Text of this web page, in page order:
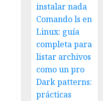
instalar nada
Comando ls en
Linux: guía
completa para
listar archivos
como un pro
Dark patterns:
prácticas